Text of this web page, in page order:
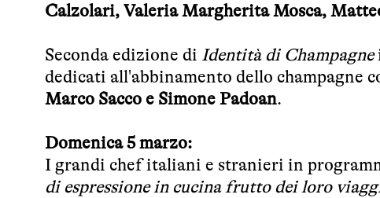
Calzolari, Valeria Margherita Mosca,
Seconda edizione di Identità di Champagne
dedicati all'abbinamento dello champagne
Marco Sacco e Simone Padoan.
Domenica 5 marzo:
I grandi chef italiani e stranieri in
di espressione in cucina frutto dei loro